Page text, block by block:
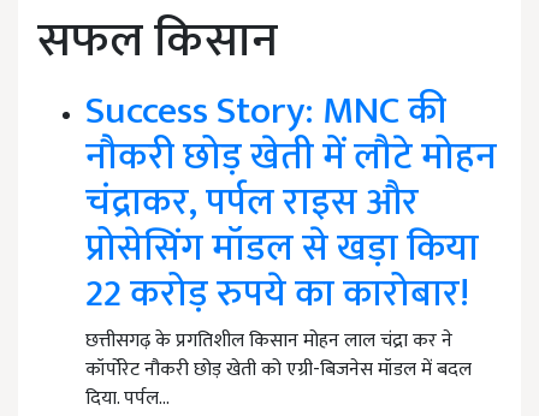
सफल किसान
Success Story: MNC की
नौकरी छोड़ खेती में लौटे मोहन
चंद्राकर, पर्पल राइस और
प्रोसेसिंग मॉडल से खड़ा किया
22 करोड़ रुपये का कारोबार!
छत्तीसगढ़ के प्रगतिशील किसान मोहन लाल चंद्रा कर ने
कॉर्पोरेट नौकरी छोड़ खेती को एग्री-बिजनेस मॉडल में बदल
दिया. पर्पल…